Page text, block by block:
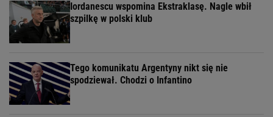
Iordanescu wspomina Ekstraklasę. Nagle wbił
szpilkę w polski klub
Tego komunikatu Argentyny nikt się nie
spodziewał. Chodzi o Infantino